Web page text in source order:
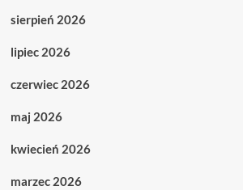
sierpień 2026
lipiec 2026
czerwiec 2026
maj 2026
kwiecień 2026
marzec 2026